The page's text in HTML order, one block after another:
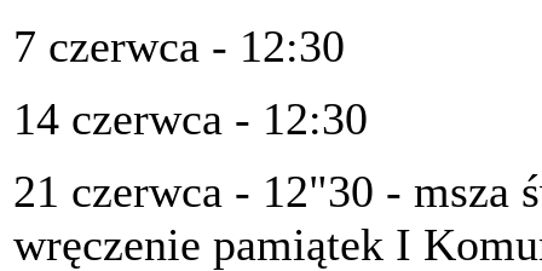
7 czerwca - 12:30
14 czerwca - 12:30
21 czerwca - 12"30 -
wręczenie pamiątek I